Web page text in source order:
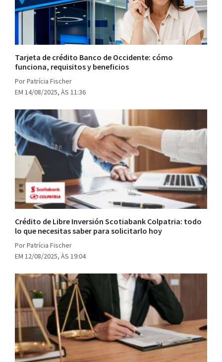
Tarjeta de crédito Banco de Occidente: cómo
funciona, requisitos y beneficios
Por Patrícia Fischer
EM 14/08/2025, ÀS 11:36
Crédito de Libre Inversión Scotiabank Colpatria: todo
lo que necesitas saber para solicitarlo hoy
Por Patrícia Fischer
EM 12/08/2025, ÀS 19:04